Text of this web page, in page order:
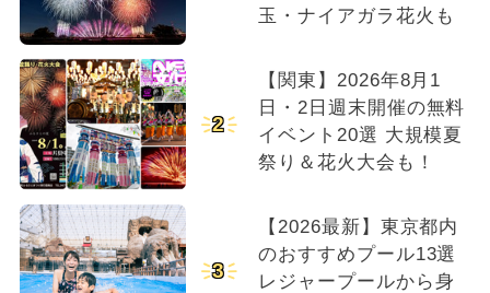
玉・ナイアガラ花火も
2
【関東】2026年8月1
日・2日週末開催の無料
イベント20選 大規模夏
祭り＆花火大会も！
3
【2026最新】東京都内
のおすすめプール13選
レジャープールから身